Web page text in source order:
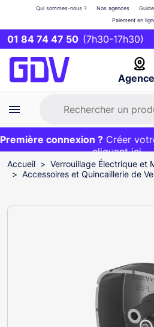
01 84 74 47 50 (7h30-17h30)
Qui sommes-nous ? Nos agences
Paiement en
Première commande ?20€
et livraison 24/48h gratuite
connexion ?Créer votre
cliquant ici
EXCLU WEB :
Accueil
Verrouillage Électrique et
Accessoires et Quincaillerie de